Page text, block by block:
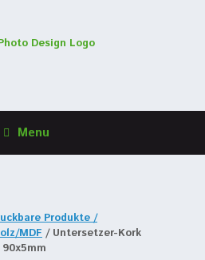
Menu
Produkte /
MDF / Untersetzer-Kork